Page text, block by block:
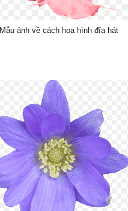
Mẫu ảnh về cách hoa hình đĩa hát